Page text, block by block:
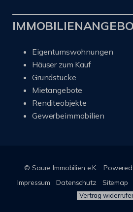
Eigentumswohnungen
Häuser zum Kauf
Grundstücke
Mietangebote
Renditeobjekte
Gewerbeimmobilien
© Saure Immobilien e.K.
Powered
Impressum
Datenschutz Sitemap
Vertrag